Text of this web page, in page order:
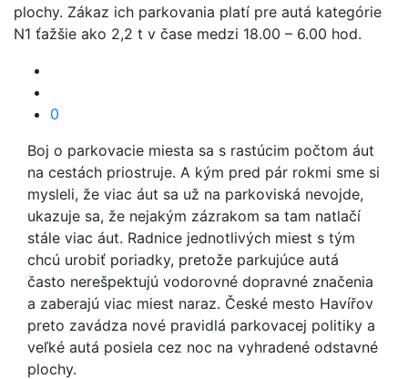
plochy. Zákaz ich parkovania platí pre autá kategórie
N1 ťažšie ako 2,2 t v čase medzi 18.00 – 6.00 hod.
0
Boj o parkovacie miesta sa s rastúcim počtom áut
na cestách priostruje. A kým pred pár rokmi sme si
mysleli, že viac áut sa už na parkoviská nevojde,
ukazuje sa, že nejakým zázrakom sa tam natlačí
stále viac áut. Radnice jednotlivých miest s tým
chcú urobiť poriadky, pretože parkujúce autá
často nerešpektujú vodorovné dopravné značenia
a zaberajú viac miest naraz. České mesto Havířov
preto zavádza nové pravidlá parkovacej politiky a
veľké autá posiela cez noc na vyhradené odstavné
plochy.